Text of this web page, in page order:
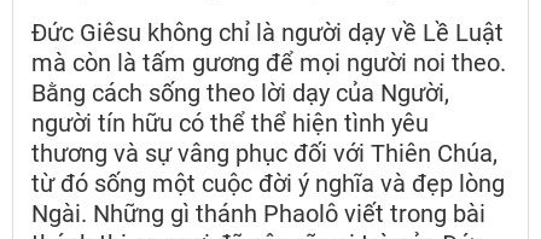
Đức Giêsu không chỉ là người dạy về Lề Luật
mà còn là tấm gương để mọi người noi theo.
Bằng cách sống theo lời dạy của Người,
người tín hữu có thể thể hiện tình yêu
thương và sự vâng phục đối với Thiên Chúa,
từ đó sống một cuộc đời ý nghĩa và đẹp lòng
Ngài. Những gì thánh Phaolô viết trong bài